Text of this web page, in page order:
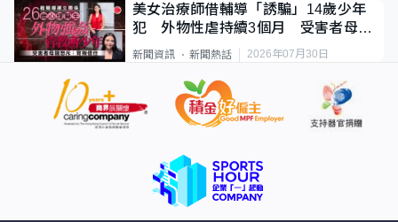
美女治療師借輔導「誘騙」14歲少年
犯 外物性虐持續3個月 受害者母：
要保護其他人
新聞資訊 新聞熱話 2026年07月30日